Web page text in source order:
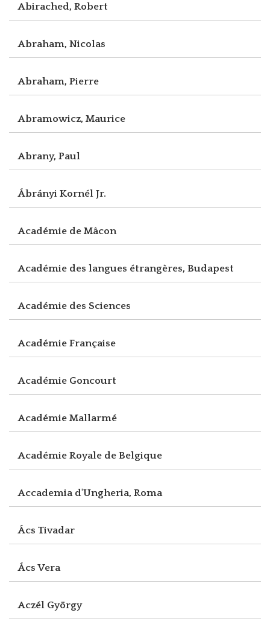
Abirached, Robert
Abraham, Nicolas
Abraham, Pierre
Abramowicz, Maurice
Abrany, Paul
Ábrányi Kornél Jr.
Académie de Mâcon
Académie des langues étrangères, Budapest
Académie des Sciences
Académie Française
Académie Goncourt
Académie Mallarmé
Académie Royale de Belgique
Accademia d'Ungheria, Roma
Ács Tivadar
Ács Vera
Aczél György